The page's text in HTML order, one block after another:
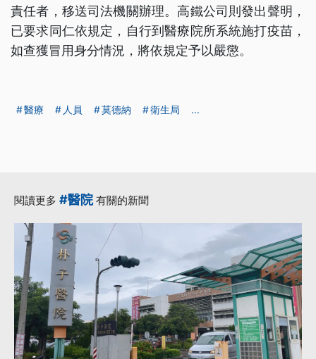
責任者，移送司法機關辦理。高鐵公司則發出聲明，
已要求同仁依規定，自行到醫療院所系統施打疫苗，
如查獲冒用身分情況，將依規定予以嚴懲。
醫療 人員 莫德納 衛生局 ...
閱讀更多 #醫院有關的新聞